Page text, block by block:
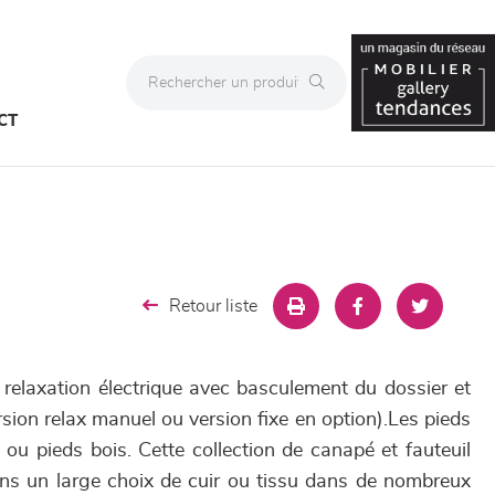
Retour liste
électrique avec basculement du dossier et
relax manuel ou version fixe en option).Les pieds
pieds bois. Cette collection de canapé et fauteuil
un large choix de cuir ou tissu dans de nombreux